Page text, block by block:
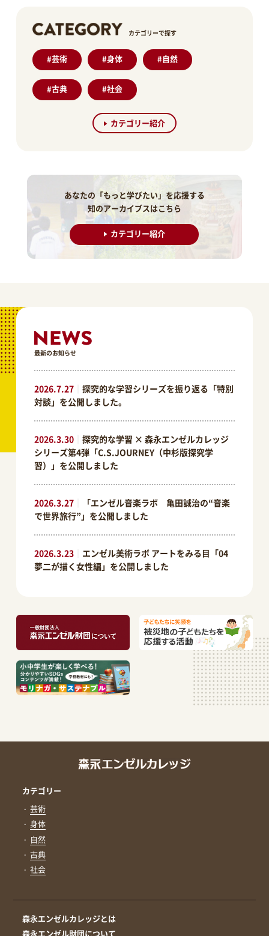
カテゴリーで探す
カテゴリー紹介
#芸術 #身体 #自然
#古典 #社会
あなたの「もっと学びたい」を応援する
知のアーカイブスはこちら
カテゴリー紹介
最新のお知らせ
2026.7.27｜ 探究的な学習シリーズを振り返る「特別
対談」を公開しました。
2026.3.30｜ 探究的な学習 × 森永エンゼルカレッジ
シリーズ第4弾「C.S.JOURNEY（中杉版探究学
習）」を公開しました
2026.3.27｜
「エンゼル音楽ラボ 亀田誠治の“音楽
で世界旅行”」を公開しました
2026.3.23｜ エンゼル美術ラボ アートをみる⽬「04
夢二が描く女性編」を公開しました
カテゴリー
芸術
身体
自然
古典
社会
森永エンゼルカレッジとは
森永エンゼル財団について